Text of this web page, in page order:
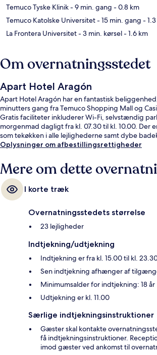
Temuco Tyske Klinik- 9 min. gang - 0.8 km
Temuco Katolske Universitet- 15 min. gang -
La Frontera Universitet- 3 min. kørsel- 1.6 km
Om overnatningsstedet
Apart Hotel Aragón
Apart Hotel Aragón har en fantastisk
minutters gang fra Temuco Shopping Mall og
Gratis faciliteter inkluderer Wi-Fi, selvstændig
morgenmad dagligt fra kl. 07.30 til kl. 10.00. Der
som tekøkken i alle lejlighederne samt dybe
Oplysninger om afbestillingsrettigheder
Mere om dette
I korte træk
Overnatningsstedets størrelse
23 lejligheder
Indtjekning/udtjekning
Indtjekning er fra kl. 15.00 til kl.
Sen indtjekning afhænger af
Minimumsalder for indtjekning: 18 år
Udtjekning er kl. 11.00
Særlige indtjekningsinstruktioner
Gæster skal kontakte
få indtjekningsinstruktioner.
imod gæster ved ankomst til